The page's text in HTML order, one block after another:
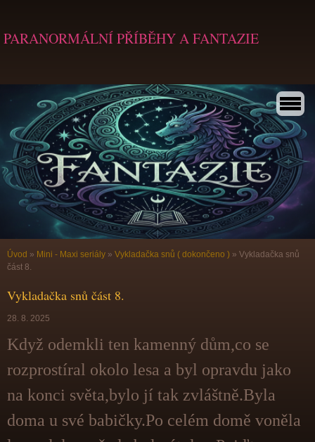
PARANORMÁLNÍ PŘÍBĚHY A FANTAZIE
Úvod » Mini - Maxi seriály » Vykladačka snů ( dokončeno ) » Vykladačka snů
část 8.
Vykladačka snů část 8.
28. 8. 2025
Když odemkli ten kamenný dům,co se
rozprostíral okolo lesa a byl opravdu jako
na konci světa,bylo jí tak zvláštně.Byla
doma u své babičky.Po celém domě voněla